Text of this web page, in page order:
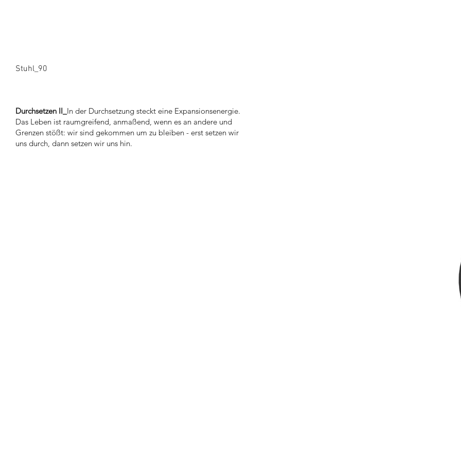
Stuhl_90
Durchsetzen II_ In der Durchsetzung steckt eine Expansionsenergie.
Das Leben ist raumgreifend, anmaßend, wenn es an andere und
Grenzen stößt: wir sind gekommen um zu bleiben - erst setzen wir
uns durch, dann setzen wir uns hin.